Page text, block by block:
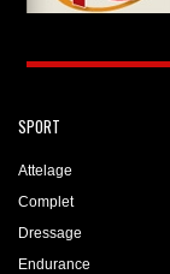
SPORT
Attelage
Complet
Dressage
Endurance